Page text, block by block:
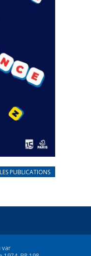
les réfugiés
PUBLICATIONS
var